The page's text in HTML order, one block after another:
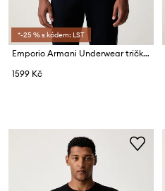
*-25 % s kódem: LST
Emporio Armani Underwear tričko pánské bavlněné s elastanem 2-pack
1599 Kč